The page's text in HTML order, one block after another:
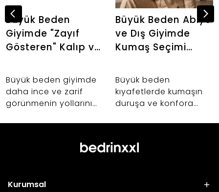
Büyük Beden
Giyimde "Zayıf
Gösteren" Kalıp ve
Oranı Keşfedin
Büyük beden giyimde
daha ince ve zarif
görünmenin yollarını
arası kadınlar için
uygun kalıp uzmanlığı,
felsefesi.
Büyük Beden Abiye
ve Dış Giyimde
Kumaş Seçimi
Büyük beden
kıyafetlerde kumaşın
duruşa ve konfora
takım ve dış giyim
kurtaracak kumaş
Kurumsal